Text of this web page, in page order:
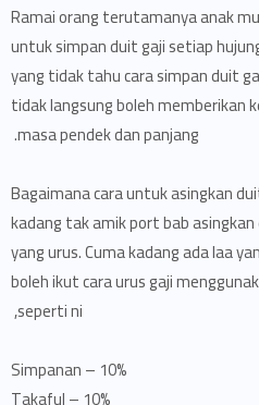
Ramai orang terutamanya anak
untuk simpan duit gaji setiap
yang tidak tahu cara simpan duit
tidak langsung boleh memberikan
masa pendek dan panjang.
Bagaimana cara untuk asingkan
kadang tak amik port bab
yang urus. Cuma kadang ada laa
boleh ikut cara urus gaji
seperti ni,
10% – Simpanan